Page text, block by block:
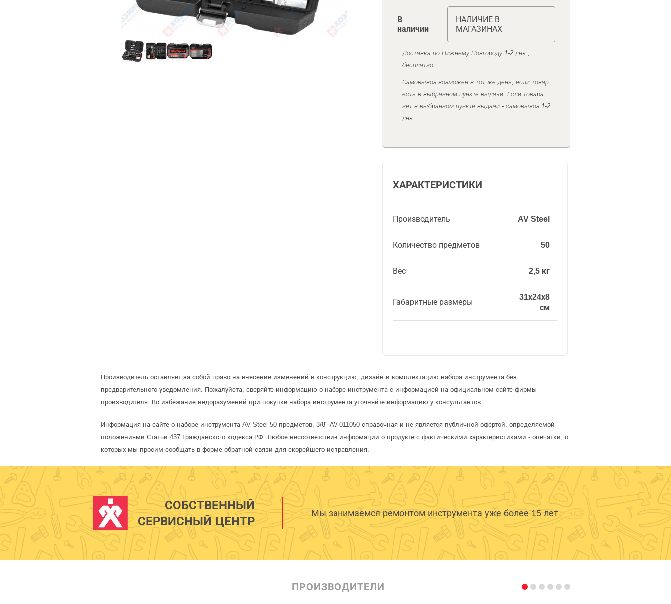
В
наличии
НАЛИЧИЕ В
МАГАЗИНАХ
Доставка по Нижнему Новгороду 1-2 дня ,
бесплатно.
Самовывоз возможен в тот же день, если товар
есть в выбранном пункте выдачи. Если товара
нет в выбранном пункте выдачи - самовывоз 1-2
дня.
ХАРАКТЕРИСТИКИ
Производитель AV Steel
Количество предметов 50
Вес 2,5 кг
Габаритные размеры
31х24х8
см
Производитель оставляет за собой право на внесение изменений в конструкцию, дизайн и комплектацию набора инструмента без
предварительного уведомления. Пожалуйста, сверяйте информацию о наборе инструмента с информацией на официальном сайте фирмы-
производителя. Во избежание недоразумений при покупке набора инструмента уточняйте информацию у консультантов.
Информация на сайте о наборе инструмента AV Steel 50 предметов, 3/8" AV-011050 справочная и не является публичной офертой, определяемой
положениями Статьи 437 Гражданского кодекса РФ. Любое несоответствие информации о продукте с фактическими характеристиками - опечатки, о
которых мы просим сообщать в форме обратной связи для скорейшего исправления.
СОБСТВЕННЫЙ
СЕРВИСНЫЙ ЦЕНТР
Мы занимаемся ремонтом инструмента уже более 15 лет
ПРОИЗВОДИТЕЛИ